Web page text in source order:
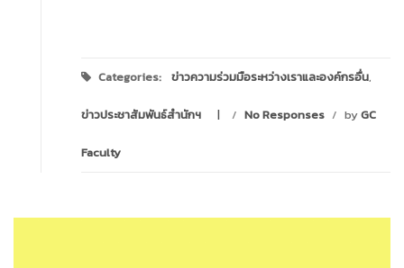
Categories: ข่าวความร่วมมือระหว่างเราและองค์กรอื่น,
ข่าวประชาสัมพันธ์สำนักฯ / No Responses / byGC
Faculty